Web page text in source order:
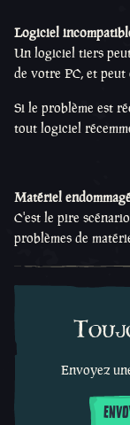
Logiciel
Un logiciel tiers
de votre PC, et
Si le problème est
tout logiciel
Matériel
C'est le pire
problèmes de
Envoyez